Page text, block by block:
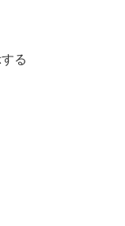
る